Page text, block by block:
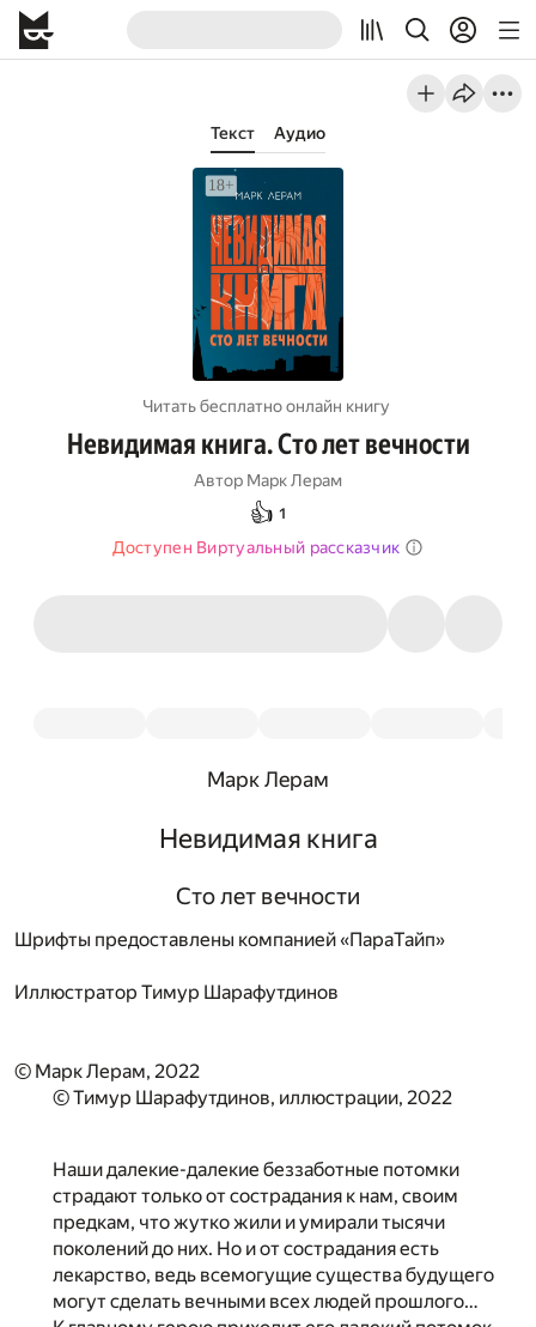
Текст Аудио
Читать бесплатно онлайн книгу
Невидимая книга. Сто лет вечности
Автор Марк Лерам
👍 1
Доступен Виртуальный рассказчик
Марк Лерам
Невидимая книга
Сто лет вечности
Шрифты предоставлены компанией «ПараТайп»
Иллюстратор Тимур Шарафутдинов
© Марк Лерам, 2022
© Тимур Шарафутдинов, иллюстрации, 2022
Наши далекие-далекие беззаботные потомки
страдают только от сострадания к нам, своим
предкам, что жутко жили и умирали тысячи
поколений до них. Но и от сострадания есть
лекарство, ведь всемогущие существа будущего
могут сделать вечными всех людей прошлого…